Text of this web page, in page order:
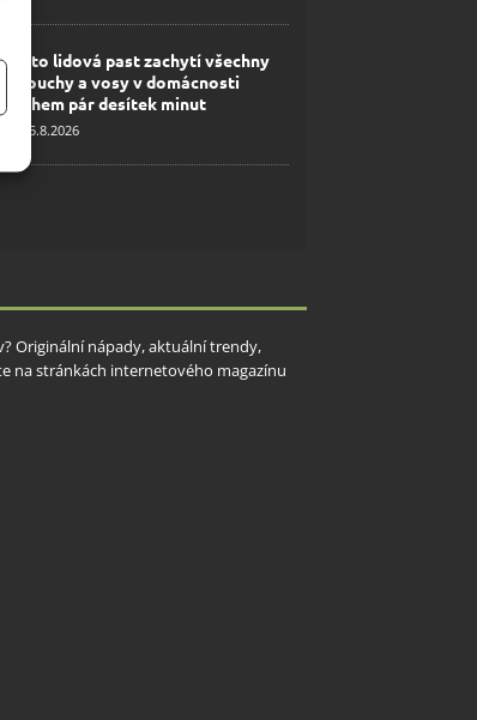
Tato lidová past zachytí všechny
mouchy a vosy v domácnosti
během pár desítek minut
5.8.2026
Originální nápady, aktuální trendy,
na stránkách internetového magazínu